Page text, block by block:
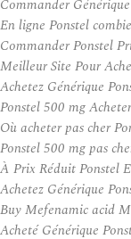
Commander
En ligne Ponstel
Commander Ponstel
Meilleur Site Pour
Achetez Générique
Ponstel 500 mg
Où acheter pas cher
Ponstel 500 mg pas
À Prix Réduit Ponstel
Achetez Générique
Buy Mefenamic acid
Acheté Générique